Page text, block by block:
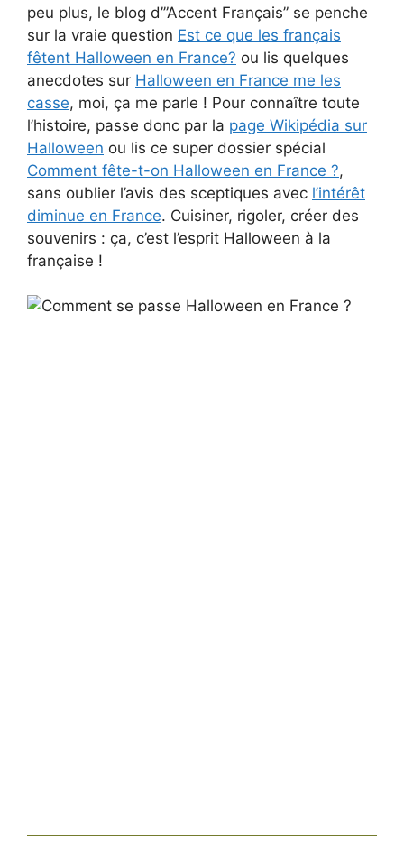
peu plus, le blog d’”Accent Français” se penche
sur la vraie question Est ce que les français
fêtent Halloween en France? ou lis quelques
anecdotes sur Halloween en France me les
casse, moi, ça me parle ! Pour connaître toute
l’histoire, passe donc par la page Wikipédia sur
Halloween ou lis ce super dossier spécial
Comment fête-t-on Halloween en France ?,
sans oublier l’avis des sceptiques avec l’intérêt
diminue en France. Cuisiner, rigoler, créer des
souvenirs : ça, c’est l’esprit Halloween à la
française !